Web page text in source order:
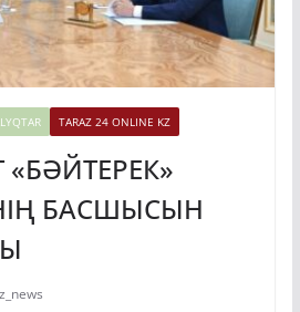
TARAZ 24 ONLINE KZ
БАСШЫСЫН